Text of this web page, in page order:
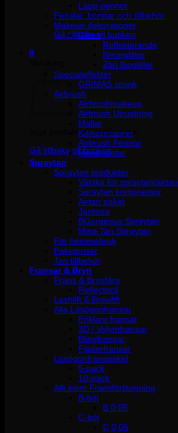
Inga produkter i varukorgen.
Gå tillbaka till butiken
0
Inga produkter i varukorgen.
Gå tillbaka till butiken
Läpp pennor
Penslar, borstar och tillbehör
Makeup dekorationer
Glitter
Reflekterande
Neonglitter
Ztirl Bioglitter
Specialeffekter
GRIMAS smink
Airbrush
Airbrushmakeup
Airbrush Utrustning
Mallar
Kompressorer
Airbrush Pennor
Reservdelar
Spraytan
Spraytan produkter
Vätska för spraytan/airtan
Spraytan kompressor
Airtan paket
Jantana
BGorgeous Spraytan
Mine Tan Spraytan
För hemmabruk
Paketpriser
Tan tillbehör
Fransar & Bryn
Frans & Brynfärg
Reflectocil
Lashlift & Browlift
Alla Lösögonfransar
Enklare fransar
3D / Volymfransar
Blingfransar
Fjäderfransar
Lösögonfranspaket
5-pack
10-pack
Allt inom Fransförlängning
B-böj
B 0.05
C-böj
C 0,05